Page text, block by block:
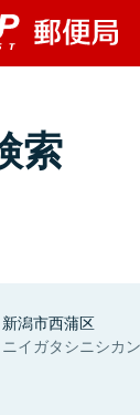
索
新潟市西蒲区
ニイガタシニシカ